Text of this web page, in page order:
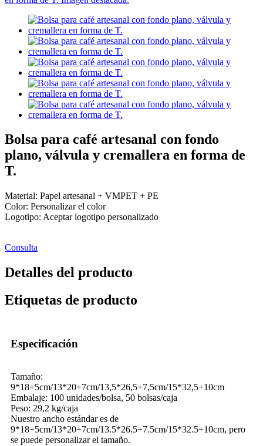
Bolsa para café artesanal con fondo
plano, válvula y cremallera en forma de
T.
Material: Papel artesanal + VMPET + PE
Color: Personalizar el color
Logotipo: Aceptar logotipo personalizado
Consulta
Detalles del producto
Etiquetas de producto
Especificación
Tamaño:
9*18+5cm/13*20+7cm/13,5*26,5+7,5cm/15*32,5+10cm
Embalaje: 100 unidades/bolsa, 50 bolsas/caja
Peso: 29,2 kg/caja
Nuestro ancho estándar es de
9*18+5cm/13*20+7cm/13.5*26.5+7.5cm/15*32.5+10cm, pero
se puede personalizar el tamaño.